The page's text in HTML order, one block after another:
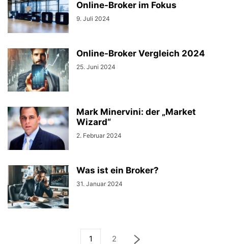
Online-Broker im Fokus
9. Juli 2024
Online-Broker Vergleich 2024
25. Juni 2024
Mark Minervini: der „Market
Wizard“
2. Februar 2024
Was ist ein Broker?
31. Januar 2024
1 2